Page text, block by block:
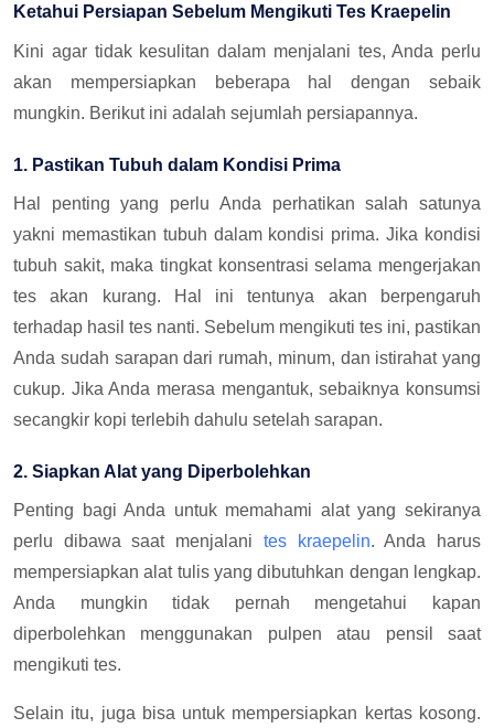
Ketahui Persiapan Sebelum Mengikuti Tes Kraepelin
Kini agar tidak kesulitan dalam menjalani tes, Anda perlu
akan mempersiapkan beberapa hal dengan sebaik
mungkin. Berikut ini adalah sejumlah persiapannya.
1. Pastikan Tubuh dalam Kondisi Prima
Hal penting yang perlu Anda perhatikan salah satunya
yakni memastikan tubuh dalam kondisi prima. Jika kondisi
tubuh sakit, maka tingkat konsentrasi selama mengerjakan
tes akan kurang. Hal ini tentunya akan berpengaruh
terhadap hasil tes nanti. Sebelum mengikuti tes ini, pastikan
Anda sudah sarapan dari rumah, minum, dan istirahat yang
cukup. Jika Anda merasa mengantuk, sebaiknya konsumsi
secangkir kopi terlebih dahulu setelah sarapan.
2. Siapkan Alat yang Diperbolehkan
Penting bagi Anda untuk memahami alat yang sekiranya
perlu dibawa saat menjalani tes kraepelin. Anda harus
mempersiapkan alat tulis yang dibutuhkan dengan lengkap.
Anda mungkin tidak pernah mengetahui kapan
diperbolehkan menggunakan pulpen atau pensil saat
mengikuti tes.
Selain itu, juga bisa untuk mempersiapkan kertas kosong.